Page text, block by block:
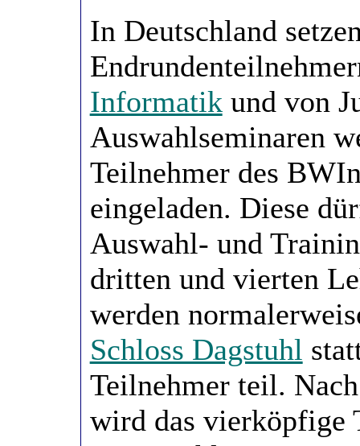
In Deutschland
Informatik und von
Auswahlseminaren
Teilnehmer des
eingeladen. Diese
Auswahl- und
dritten und vierten
werden
Schloss Dagstuhl
Teilnehmer teil.
wird das vierköpfige